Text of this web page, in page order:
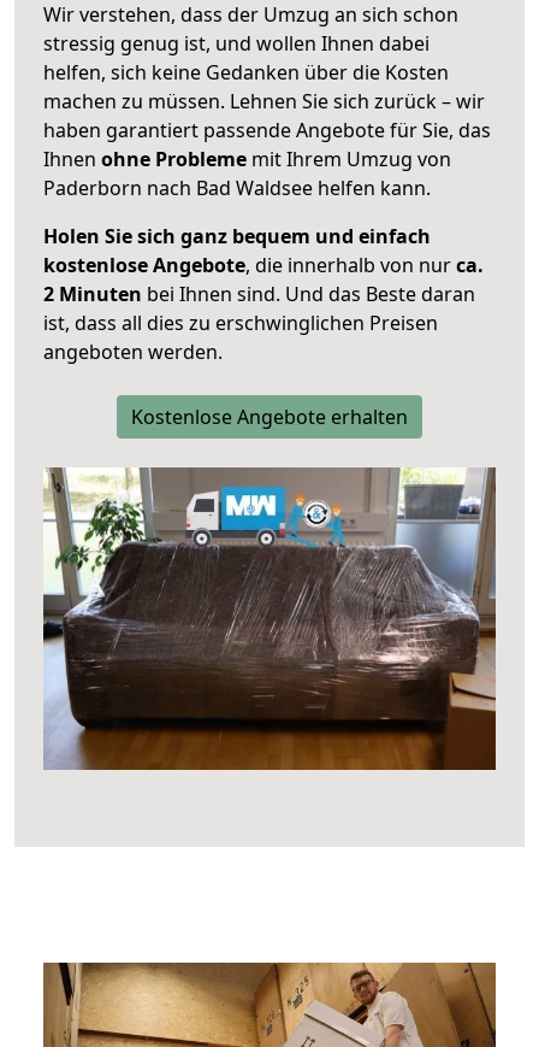
Wir verstehen, dass der Umzug an sich schon
stressig genug ist, und wollen Ihnen dabei
helfen, sich keine Gedanken über die Kosten
machen zu müssen. Lehnen Sie sich zurück – wir
haben garantiert passende Angebote für Sie, das
Ihnen ohne Probleme mit Ihrem Umzug von
Paderborn nach Bad Waldsee helfen kann.
Holen Sie sich ganz bequem und einfach
kostenlose Angebote, die innerhalb von nurca.
2 Minuten bei Ihnen sind. Und das Beste daran
ist, dass all dies zu erschwinglichen Preisen
angeboten werden.
Kostenlose Angebote erhalten